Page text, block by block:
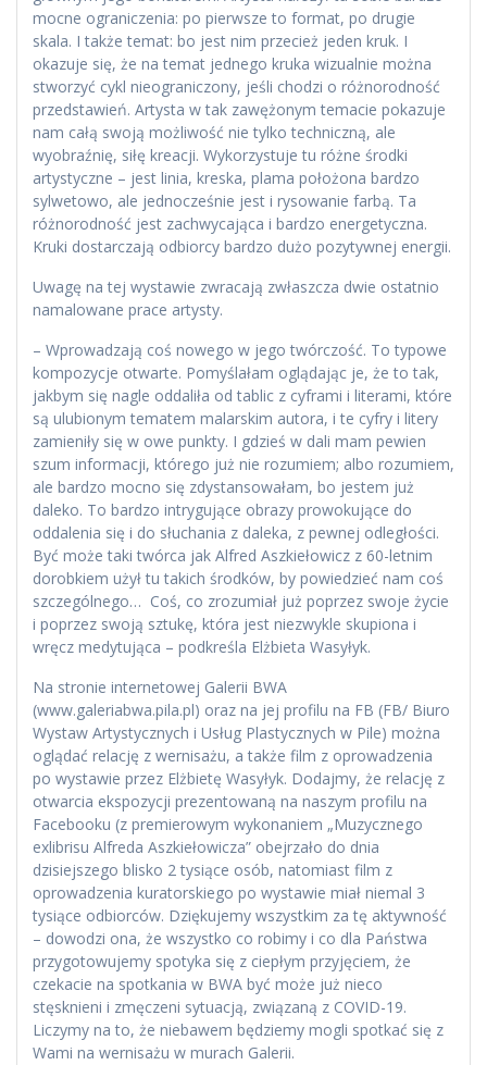
mocne ograniczenia: po pierwsze to format, po drugie
skala. I także temat: bo jest nim przecież jeden kruk. I
okazuje się, że na temat jednego kruka wizualnie można
stworzyć cykl nieograniczony, jeśli chodzi o różnorodność
przedstawień. Artysta w tak zawężonym temacie pokazuje
nam całą swoją możliwość nie tylko techniczną, ale
wyobraźnię, siłę kreacji. Wykorzystuje tu różne środki
artystyczne – jest linia, kreska, plama położona bardzo
sylwetowo, ale jednocześnie jest i rysowanie farbą. Ta
różnorodność jest zachwycająca i bardzo energetyczna.
Kruki dostarczają odbiorcy bardzo dużo pozytywnej energii.
Uwagę na tej wystawie zwracają zwłaszcza dwie ostatnio
namalowane prace artysty.
– Wprowadzają coś nowego w jego twórczość. To typowe
kompozycje otwarte. Pomyślałam oglądając je, że to tak,
jakbym się nagle oddaliła od tablic z cyframi i literami, które
są ulubionym tematem malarskim autora, i te cyfry i litery
zamieniły się w owe punkty. I gdzieś w dali mam pewien
szum informacji, którego już nie rozumiem; albo rozumiem,
ale bardzo mocno się zdystansowałam, bo jestem już
daleko. To bardzo intrygujące obrazy prowokujące do
oddalenia się i do słuchania z daleka, z pewnej odległości.
Być może taki twórca jak Alfred Aszkiełowicz z 60-letnim
dorobkiem użył tu takich środków, by powiedzieć nam coś
szczególnego… Coś, co zrozumiał już poprzez swoje życie
i poprzez swoją sztukę, która jest niezwykle skupiona i
wręcz medytująca – podkreśla Elżbieta Wasyłyk.
Na stronie internetowej Galerii BWA
(www.galeriabwa.pila.pl) oraz na jej profilu na FB (FB/ Biuro
Wystaw Artystycznych i Usług Plastycznych w Pile) można
oglądać relację z wernisażu, a także film z oprowadzenia
po wystawie przez Elżbietę Wasyłyk. Dodajmy, że relację z
otwarcia ekspozycji prezentowaną na naszym profilu na
Facebooku (z premierowym wykonaniem „Muzycznego
exlibrisu Alfreda Aszkiełowicza” obejrzało do dnia
dzisiejszego blisko 2 tysiące osób, natomiast film z
oprowadzenia kuratorskiego po wystawie miał niemal 3
tysiące odbiorców. Dziękujemy wszystkim za tę aktywność
– dowodzi ona, że wszystko co robimy i co dla Państwa
przygotowujemy spotyka się z ciepłym przyjęciem, że
czekacie na spotkania w BWA być może już nieco
stęsknieni i zmęczeni sytuacją, związaną z COVID-19.
Liczymy na to, że niebawem będziemy mogli spotkać się z
Wami na wernisażu w murach Galerii.